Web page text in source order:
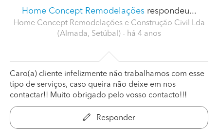
Home Concept Remodelações respondeu...
Home Concept Remodelações e Construção Civil Lda
(Almada, Setúbal) - há 4 anos
Caro(a) cliente infelizmente não trabalhamos com esse
tipo de serviços, caso queira não deixe em nos
contactar!! Muito obrigado pelo vosso contacto!!!
Responder